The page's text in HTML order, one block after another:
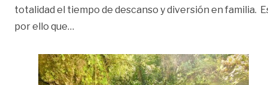
totalidad el tiempo de descanso y diversión en familia.
por ello que…